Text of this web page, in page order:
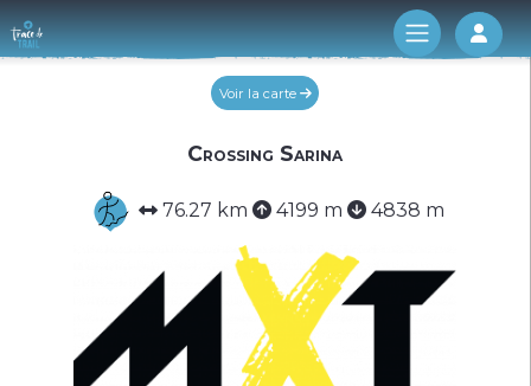
Log
Voir la carte
Crossing Sarina
76.27 km 4199 m 4838 m